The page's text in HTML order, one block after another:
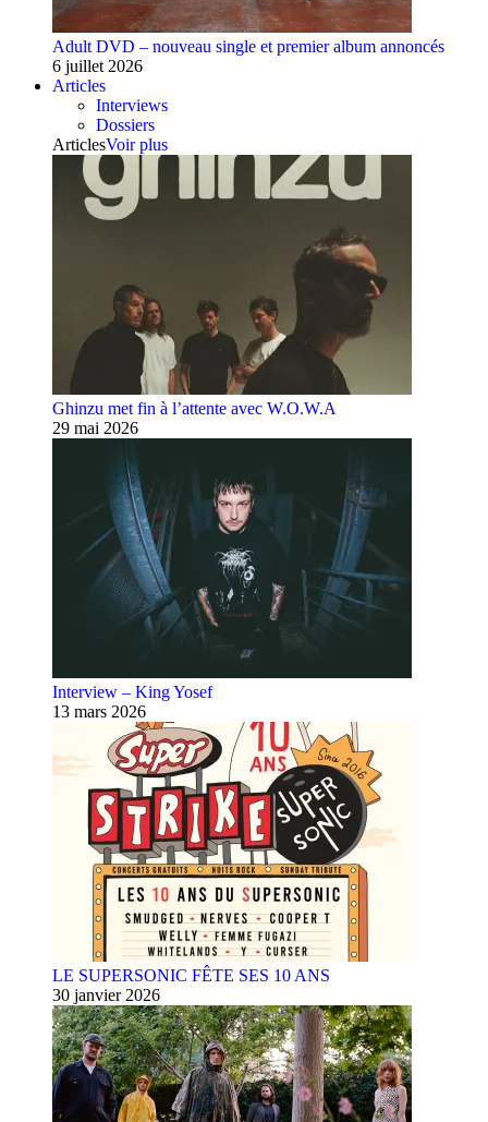
Adult DVD – nouveau single et premier album annoncés
6 juillet 2026
Articles
Interviews
Dossiers
ArticlesVoir plus
Ghinzu met fin à l’attente avec W.O.W.A
29 mai 2026
Interview – King Yosef
13 mars 2026
LE SUPERSONIC FÊTE SES 10 ANS
30 janvier 2026